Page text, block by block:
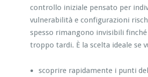
controllo iniziale pensato per
vulnerabilità e configurazioni
spesso rimangono invisibili
troppo tardi. È la scelta ideale se
scoprire rapidamente i punti